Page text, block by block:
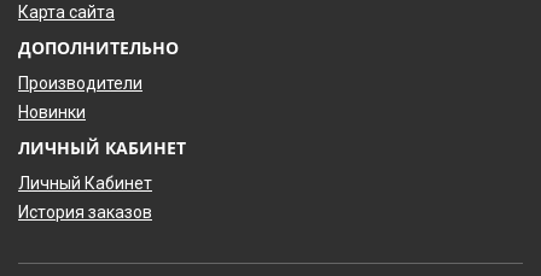
Карта сайта
ДОПОЛНИТЕЛЬНО
Производители
Новинки
ЛИЧНЫЙ КАБИНЕТ
Личный Кабинет
История заказов